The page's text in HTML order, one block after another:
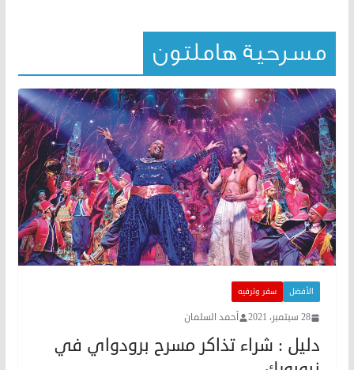
مسرحية هاملتون
الأفضل سفر وترفيه
28 سبتمبر، 2021 أحمد السلمان
دليل : شراء تذاكر مسرح برودواي في